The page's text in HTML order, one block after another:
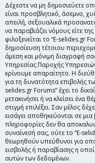
Δέχεστε να μη δημοσιεύετε
είναι προσβλητικό, άσεμνο,
απειλή, σεξουαλικά
να παραβιάζει νόμους είτε
φιλοξενείται το “E-selides.gr
δημοσίευση τέτοιου
άμεση και μόνιμη διαγραφή
Υπηρεσίας Παροχής
κρίνουμε απαραίτητο. Η
για τη δυνατότητα επιβολής
selides.gr Forums” έχει το
μετακινήσει ή να κλείσει ένα
στιγμή επιλέξει. Σαν μέλος
εισάγει αποθηκεύονται σε
πληροφορίες δεν θα
συναίνεσή σας, ούτε το “E-
θεωρηθούν υπεύθυνοι για
εισβολής ή παραβίασης η
αυτών των δεδομένων.